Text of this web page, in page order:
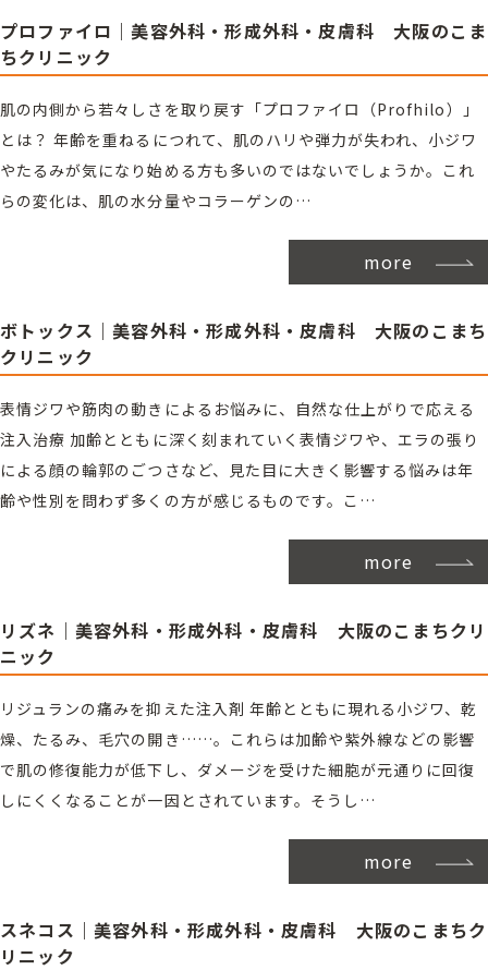
プロファイロ｜美容外科・形成外科・皮膚科 大阪のこま
ちクリニック
肌の内側から若々しさを取り戻す「プロファイロ（Profhilo）」
とは？ 年齢を重ねるにつれて、肌のハリや弾力が失われ、小ジワ
やたるみが気になり始める方も多いのではないでしょうか。これ
らの変化は、肌の水分量やコラーゲンの…
more
ボトックス｜美容外科・形成外科・皮膚科 大阪のこまち
クリニック
表情ジワや筋肉の動きによるお悩みに、自然な仕上がりで応える
注入治療 加齢とともに深く刻まれていく表情ジワや、エラの張り
による顔の輪郭のごつさなど、見た目に大きく影響する悩みは年
齢や性別を問わず多くの方が感じるものです。こ…
more
リズネ｜美容外科・形成外科・皮膚科 大阪のこまちクリ
ニック
リジュランの痛みを抑えた注入剤 年齢とともに現れる小ジワ、乾
燥、たるみ、毛穴の開き……。これらは加齢や紫外線などの影響
で肌の修復能力が低下し、ダメージを受けた細胞が元通りに回復
しにくくなることが一因とされています。そうし…
more
スネコス｜美容外科・形成外科・皮膚科 大阪のこまちク
リニック